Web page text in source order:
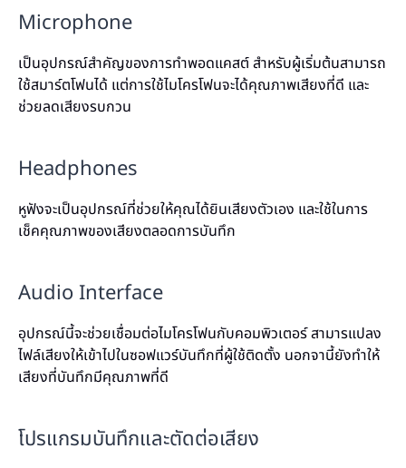
Microphone
เป็นอุปกรณ์สำคัญของการทำพอดแคสต์ สำหรับผู้เริ่มต้นสามารถ
ใช้สมาร์ตโฟนได้ แต่การใช้ไมโครโฟนจะได้คุณภาพเสียงที่ดี และ
ช่วยลดเสียงรบกวน
Headphones
หูฟังจะเป็นอุปกรณ์ที่ช่วยให้คุณได้ยินเสียงตัวเอง และใช้ในการ
เช็คคุณภาพของเสียงตลอดการบันทึก
Audio Interface
อุปกรณ์นี้จะช่วยเชื่อมต่อไมโครโฟนกับคอมพิวเตอร์ สามารแปลง
ไฟล์เสียงให้เข้าไปในซอฟแวร์บันทึกที่ผู้ใช้ติดตั้ง นอกจานี้ยังทำให้
เสียงที่บันทึกมีคุณภาพที่ดี
โปรแกรมบันทึกและตัดต่อเสียง